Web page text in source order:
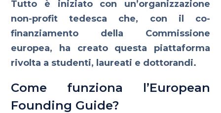
Tutto è iniziato con un’organizzazione
non-profit tedesca che, con il co-
finanziamento della Commissione
europea, ha creato questa piattaforma
rivolta a studenti, laureati e dottorandi.
Come funziona l’European
Founding Guide?